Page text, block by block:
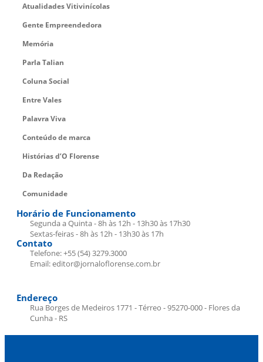
Atualidades Vitivinícolas
Gente Empreendedora
Memória
Parla Talian
Coluna Social
Entre Vales
Palavra Viva
Conteúdo de marca
Histórias d’O Florense
Da Redação
Comunidade
Horário de Funcionamento
Segunda a Quinta - 8h às 12h - 13h30 às 17h30
Sextas-feiras - 8h às 12h - 13h30 às 17h
Contato
Telefone: +55 (54) 3279.3000
Email: editor@jornaloflorense.com.br
Endereço
Rua Borges de Medeiros 1771 - Térreo - 95270-000 - Flores da
Cunha - RS